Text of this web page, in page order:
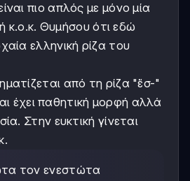
πιο απλός με μόνο μία
κ.ο.κ. Θυμήσου ότι εδώ
ελληνική ρίζα του
από τη ρίζα "ἔσ-"
έχει παθητική μορφή αλλά
Στην ευκτική γίνεται
τον ενεστώτα